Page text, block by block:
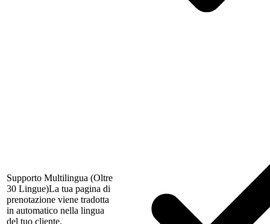
Supporto Multilingua (Oltre
30 Lingue)La tua pagina di
prenotazione viene tradotta
in automatico nella lingua
del tuo cliente.